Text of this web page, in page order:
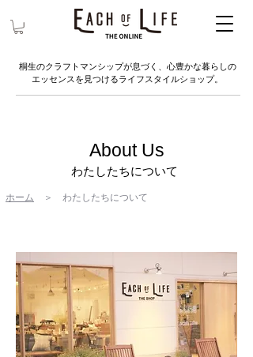
桐生のクラフトマンシップが息づく、心豊かな暮らしの
エッセンスを見つけるライフスタイルショップ。
About Us
​わたしたちについて
ホーム ＞ わたしたちについて